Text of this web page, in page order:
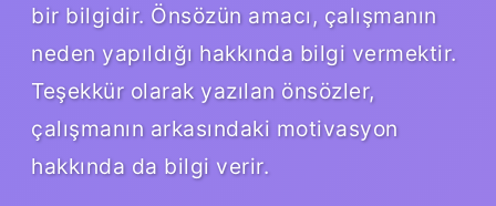
bir bilgidir. Önsözün amacı, çalışmanın
neden yapıldığı hakkında bilgi vermektir.
Teşekkür olarak yazılan önsözler,
çalışmanın arkasındaki motivasyon
hakkında da bilgi verir.